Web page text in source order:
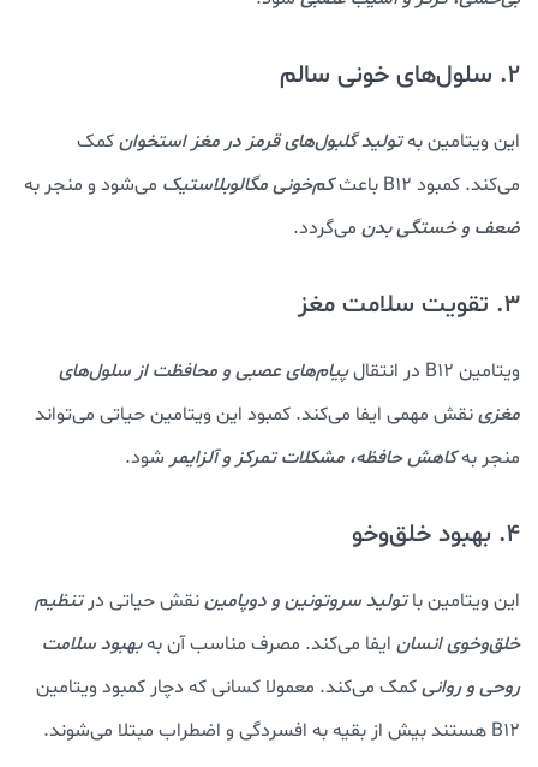
2. سلول‌های خونی سالم
این ویتامین بهتولید گلبول‌های قرمز در مغز استخوانکمک
می‌کند. کمبود B12 باعث
کم‌خونی مگالوبلاستیک می‌شود و منجر به
ضعف و خستگی بدن می‌گردد.
3. تقویت سلامت مغز
ویتامین B12 در انتقال
پیام‌های عصبی و محافظت از سلول‌های
مغزینقش مهمی ایفا می‌کند. کمبود این ویتامین حیاتی می‌تواند
منجر بهکاهش حافظه، مشکلات تمرکز و آلزایمر شود.
4. بهبود خلق‌وخو
این ویتامین باتولید سروتونین و دوپامیننقش حیاتی درتنظیم
خلق‌وخوی انسان ایفا می‌کند. مصرف مناسب آن بهبهبود سلامت
روحی و روانیکمک می‌کند. معمولا کسانی که دچار کمبود ویتامین
B12 هستند بیش از بقیه به افسردگی و اضطراب مبتلا می‌شوند.